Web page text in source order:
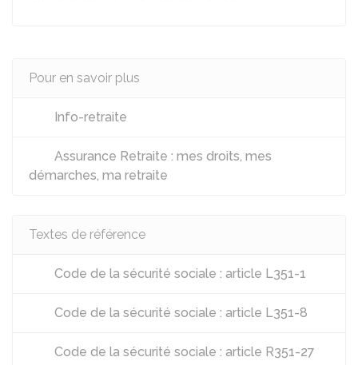
Pour en savoir plus
Info-retraite
Assurance Retraite : mes droits, mes
démarches, ma retraite
Textes de référence
Code de la sécurité sociale : article L351-1
Code de la sécurité sociale : article L351-8
Code de la sécurité sociale : article R351-27